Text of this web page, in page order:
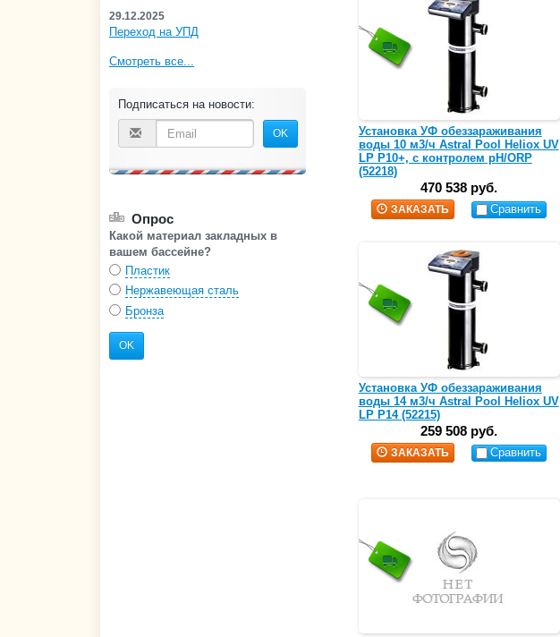
29.12.2025
Переход на УПД
Смотреть все...
Подписаться на новости:
OK
Опрос
Какой материал закладных в
вашем бассейне?
Пластик
Нержавеющая сталь
Бронза
OK
Установка УФ обеззараживания
воды 10 м3/ч Astral Pool Heliox UV
LP P10+, с контролем pH/ORP
(52218)
470 538 руб.
ЗАКАЗАТЬ Сравнить
Установка УФ обеззараживания
воды 14 м3/ч Astral Pool Heliox UV
LP P14 (52215)
259 508 руб.
ЗАКАЗАТЬ Сравнить